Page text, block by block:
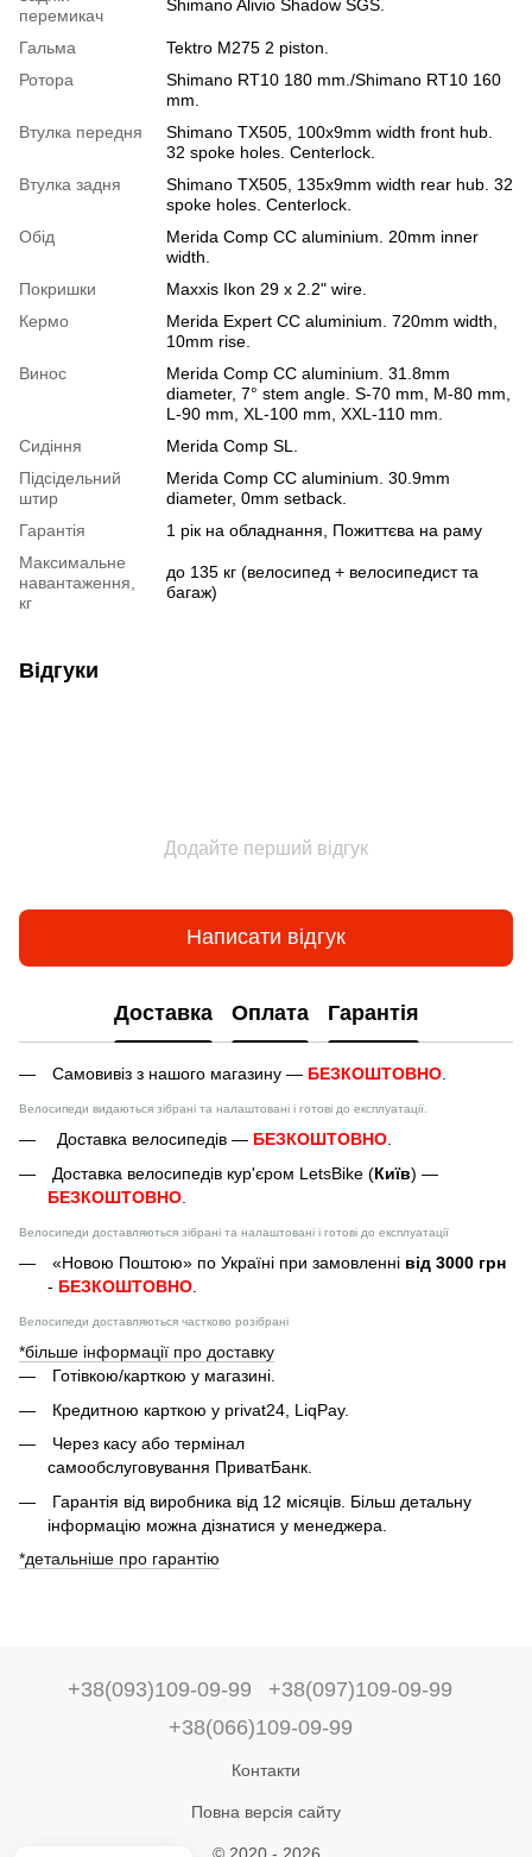
перемикач
Shimano Alivio Shadow SGS.
Гальма
Tektro M275 2 piston.
Ротора
Shimano RT10 180 mm./Shimano RT10 160
mm.
Втулка передня
Shimano TX505, 100x9mm width front hub.
32 spoke holes. Centerlock.
Втулка задня
Shimano TX505, 135x9mm width rear hub. 32
spoke holes. Centerlock.
Обід
Merida Comp CC aluminium. 20mm inner
width.
Покришки
Maxxis Ikon 29 x 2.2" wire.
Кермо
Merida Expert CC aluminium. 720mm width,
10mm rise.
Винос
Merida Comp CC aluminium. 31.8mm
diameter, 7° stem angle. S-70 mm, M-80 mm,
L-90 mm, XL-100 mm, XXL-110 mm.
Сидіння
Merida Comp SL.
Підсідельний
штир
Merida Comp CC aluminium. 30.9mm
diameter, 0mm setback.
Гарантія
1 рік на обладнання, Пожиттєва на раму
Максимальне
навантаження,
кг
до 135 кг (велосипед + велосипедист та
багаж)
Відгуки
Додайте перший відгук
Написати відгук
Доставка Оплата Гарантія
Самовивіз з нашого магазину — БЕЗКОШТОВНО
Велосипеди видаються зібрані та налаштовані і готові до експлуатації.
Доставка велосипедів — БЕЗКОШТОВНО.
Доставка велосипедів кур'єром LetsBike (Київ) —
БЕЗКОШТОВНО
Велосипеди доставляються зібрані та налаштовані і готові до експлуатації
«Новою Поштою» по Україні при замовленні від 3000 грн
- БЕЗКОШТОВНО
Велосипеди доставляються частково розібрані
*більше інформації про доставку
Готівкою/карткою у магазині.
Кредитною карткою у privat24, LiqPay.
Через касу або термінал
самообслуговування ПриватБанк.
Гарантія від виробника від 12 місяців. Більш детальну
інформацію можна дізнатися у менеджера.
*детальніше про гарантію
+38(093)109-09-99
+38(097)109-09-99
+38(066)109-09-99
Контакти
Повна версія сайту